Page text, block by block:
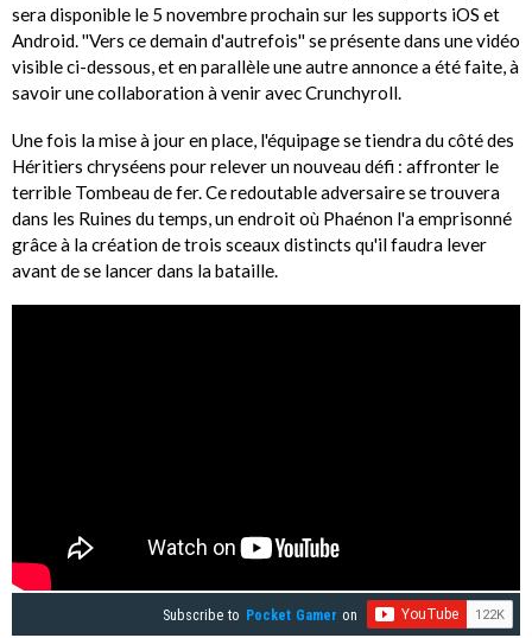
sera disponible le 5 novembre prochain sur les supports iOS et
Android. ''Vers ce demain d'autrefois'' se présente dans une vidéo
visible ci-dessous, et en parallèle une autre annonce a été faite, à
savoir une collaboration à venir avec Crunchyroll.
Une fois la mise à jour en place, l'équipage se tiendra du côté des
Héritiers chryséens pour relever un nouveau défi : affronter le
terrible Tombeau de fer. Ce redoutable adversaire se trouvera
dans les Ruines du temps, un endroit où Phaénon l'a emprisonné
grâce à la création de trois sceaux distincts qu'il faudra lever
avant de se lancer dans la bataille.
Subscribe to Pocket Gamer on